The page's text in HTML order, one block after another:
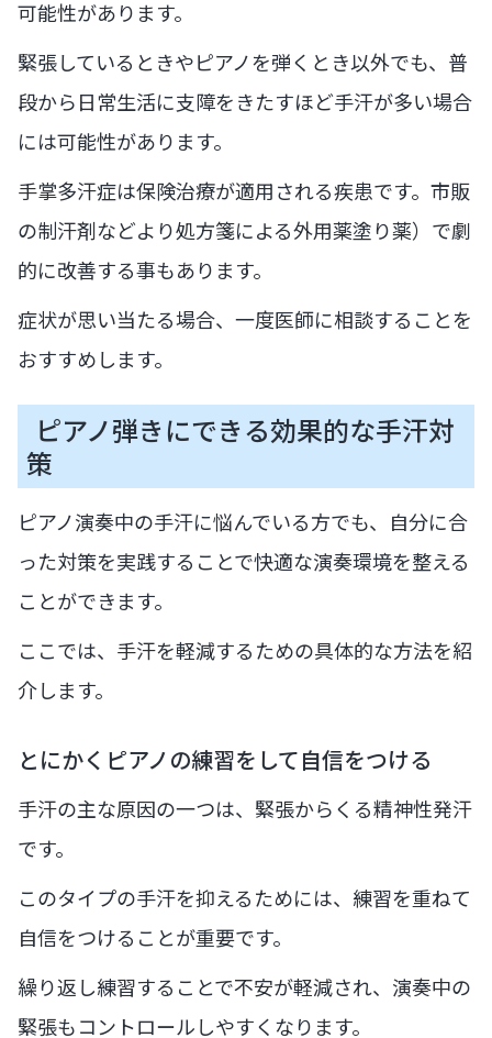
可能性があります。
緊張しているときやピアノを弾くとき以外でも、普
段から日常生活に支障をきたすほど手汗が多い場合
には可能性があります。
手掌多汗症は保険治療が適用される疾患です。市販
の制汗剤などより処方箋による外用薬塗り薬）で劇
的に改善する事もあります。
症状が思い当たる場合、一度医師に相談することを
おすすめします。
ピアノ弾きにできる効果的な手汗対
策
ピアノ演奏中の手汗に悩んでいる方でも、自分に合
った対策を実践することで快適な演奏環境を整える
ことができます。
ここでは、手汗を軽減するための具体的な方法を紹
介します。
とにかくピアノの練習をして自信をつける
手汗の主な原因の一つは、緊張からくる精神性発汗
です。
このタイプの手汗を抑えるためには、練習を重ねて
自信をつけることが重要です。
繰り返し練習することで不安が軽減され、演奏中の
緊張もコントロールしやすくなります。